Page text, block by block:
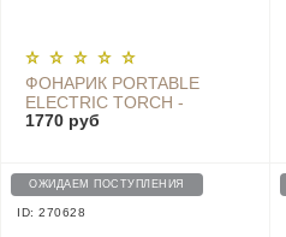
ФОНАРИК PORTABLE
ELECTRIC TORCH -
LPB01ZM
1770 руб
ОЖИДАЕМ ПОСТУПЛЕНИЯ
ID: 270628